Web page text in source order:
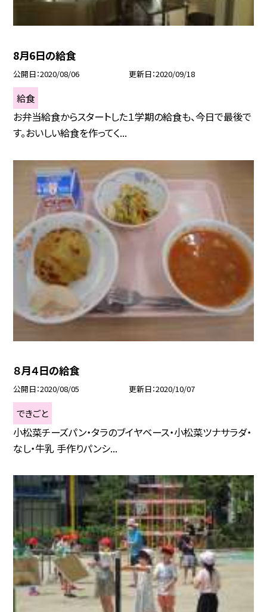
8月6日の給食
公開日 2020/08/06 更新日 2020/09/18
給食
お弁当給食からスタートした１学期の給食も、今日で最後で
す。おいしい給食を作ってく...
８月４日の給食
公開日 2020/08/05 更新日 2020/10/07
できごと
小松菜チーズパン・タラのブイヤベース・小松菜ツナサラダ・
なし・牛乳 手作りパンシ...